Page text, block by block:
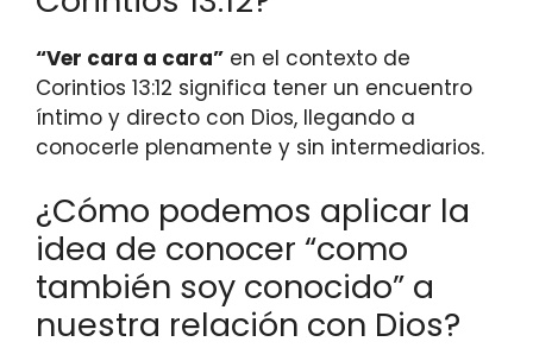
“Ver cara a cara” en el contexto de
Corintios 13:12 significa tener un encuentro
íntimo y directo con Dios, llegando a
conocerle plenamente y sin intermediarios.
¿Cómo podemos aplicar la
idea de conocer “como
también soy conocido” a
nuestra relación con Dios?